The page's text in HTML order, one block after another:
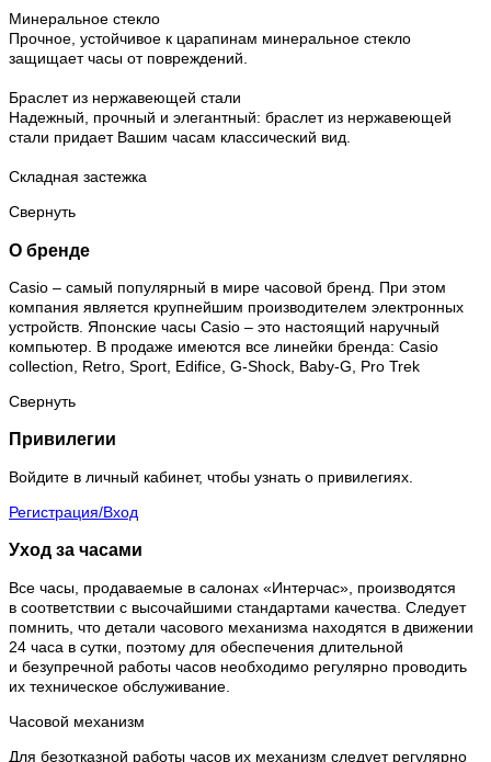
Минеральное стекло
Прочное, устойчивое к царапинам минеральное стекло
защищает часы от повреждений.
Браслет из нержавеющей стали
Надежный, прочный и элегантный: браслет из нержавеющей
стали придает Вашим часам классический вид.
Складная застежка
Свернуть
О бренде
Casio – самый популярный в мире часовой бренд. При этом
компания является крупнейшим производителем электронных
устройств. Японские часы Casio – это настоящий наручный
компьютер. В продаже имеются все линейки бренда: Casio
collection, Retro, Sport, Edifice, G-Shock, Baby-G, Pro Trek
Свернуть
Привилегии
Войдите в личный кабинет, чтобы узнать о привилегиях.
Регистрация/Вход
Уход за часами
Все часы, продаваемые в салонах «Интерчас», производятся
в соответствии с высочайшими стандартами качества. Следует
помнить, что детали часового механизма находятся в движении
24 часа в сутки, поэтому для обеспечения длительной
и безупречной работы часов необходимо регулярно проводить
их техническое обслуживание.
Часовой механизм
Для безотказной работы часов их механизм следует регулярно